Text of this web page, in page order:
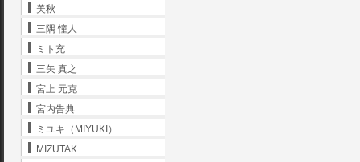
美秋
三隅 憧人
ミト充
三矢 真之
宮上 元克
宮内告典
ミユキ（MIYUKI）
MIZUTAK